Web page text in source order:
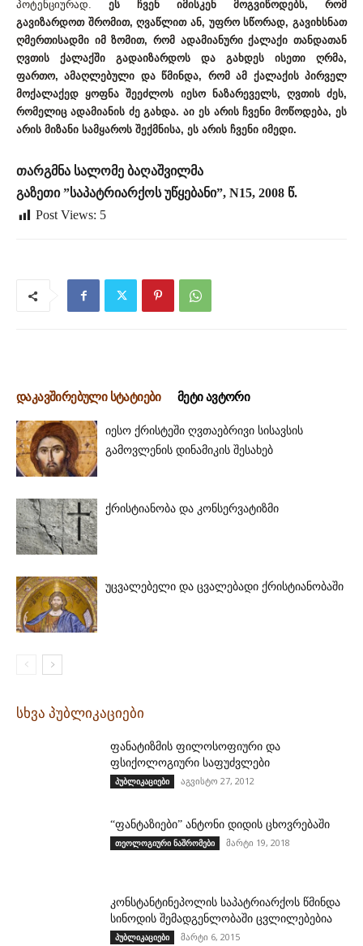
პოტენციურად. ეს ჩვენ იმისკენ მოგვიწოდებს, რომ
გავიზარდოთ შრომით, ღვაწლით ან, უფრო სწორად, გავიხსნათ
ღმერთისადმი იმ ზომით, რომ ადამიანური ქალაქი თანდათან
ღვთის ქალაქში გადაიზარდოს და გახდეს ისეთი ღრმა,
ფართო, ამაღლებული და წმინდა, რომ ამ ქალაქის პირველ
მოქალაქედ ყოფნა შეეძლოს იესო ნაზარეველს, ღვთის ძეს,
რომელიც ადამიანის ძე გახდა. აი ეს არის ჩვენი მოწოდება, ეს
არის მიზანი სამყაროს შექმნისა, ეს არის ჩვენი იმედი.
თარგმნა სალომე ბაღაშვილმა
გაზეთი ”საპატრიარქოს უწყებანი”, N15, 2008 წ.
Post Views: 5
დაკავშირებული სტატიები მეტი ავტორი
იესო ქრისტეში ღვთაებრივი სისავსის
გამოვლენის დინამიკის შესახებ
ქრისტიანობა და კონსერვატიზმი
უცვალებელი და ცვალებადი ქრისტიანობაში
სხვა პუბლიკაციები
ფანატიზმის ფილოსოფიური და
ფსიქოლოგიური საფუძვლები
პუბლიკაციები აგვისტო 27, 2012
“ფანტაზიები” ანტონი დიდის ცხოვრებაში
თეოლოგიური ნაშრომები მარტი 19, 2018
კონსტანტინეპოლის საპატრიარქოს წმინდა
სინოდის შემადგენლობაში ცვლილებებია
პუბლიკაციები მარტი 6, 2015